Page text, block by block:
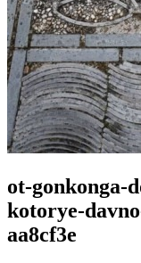
ot-gonkonga-
kotorye-
aa8cf3e